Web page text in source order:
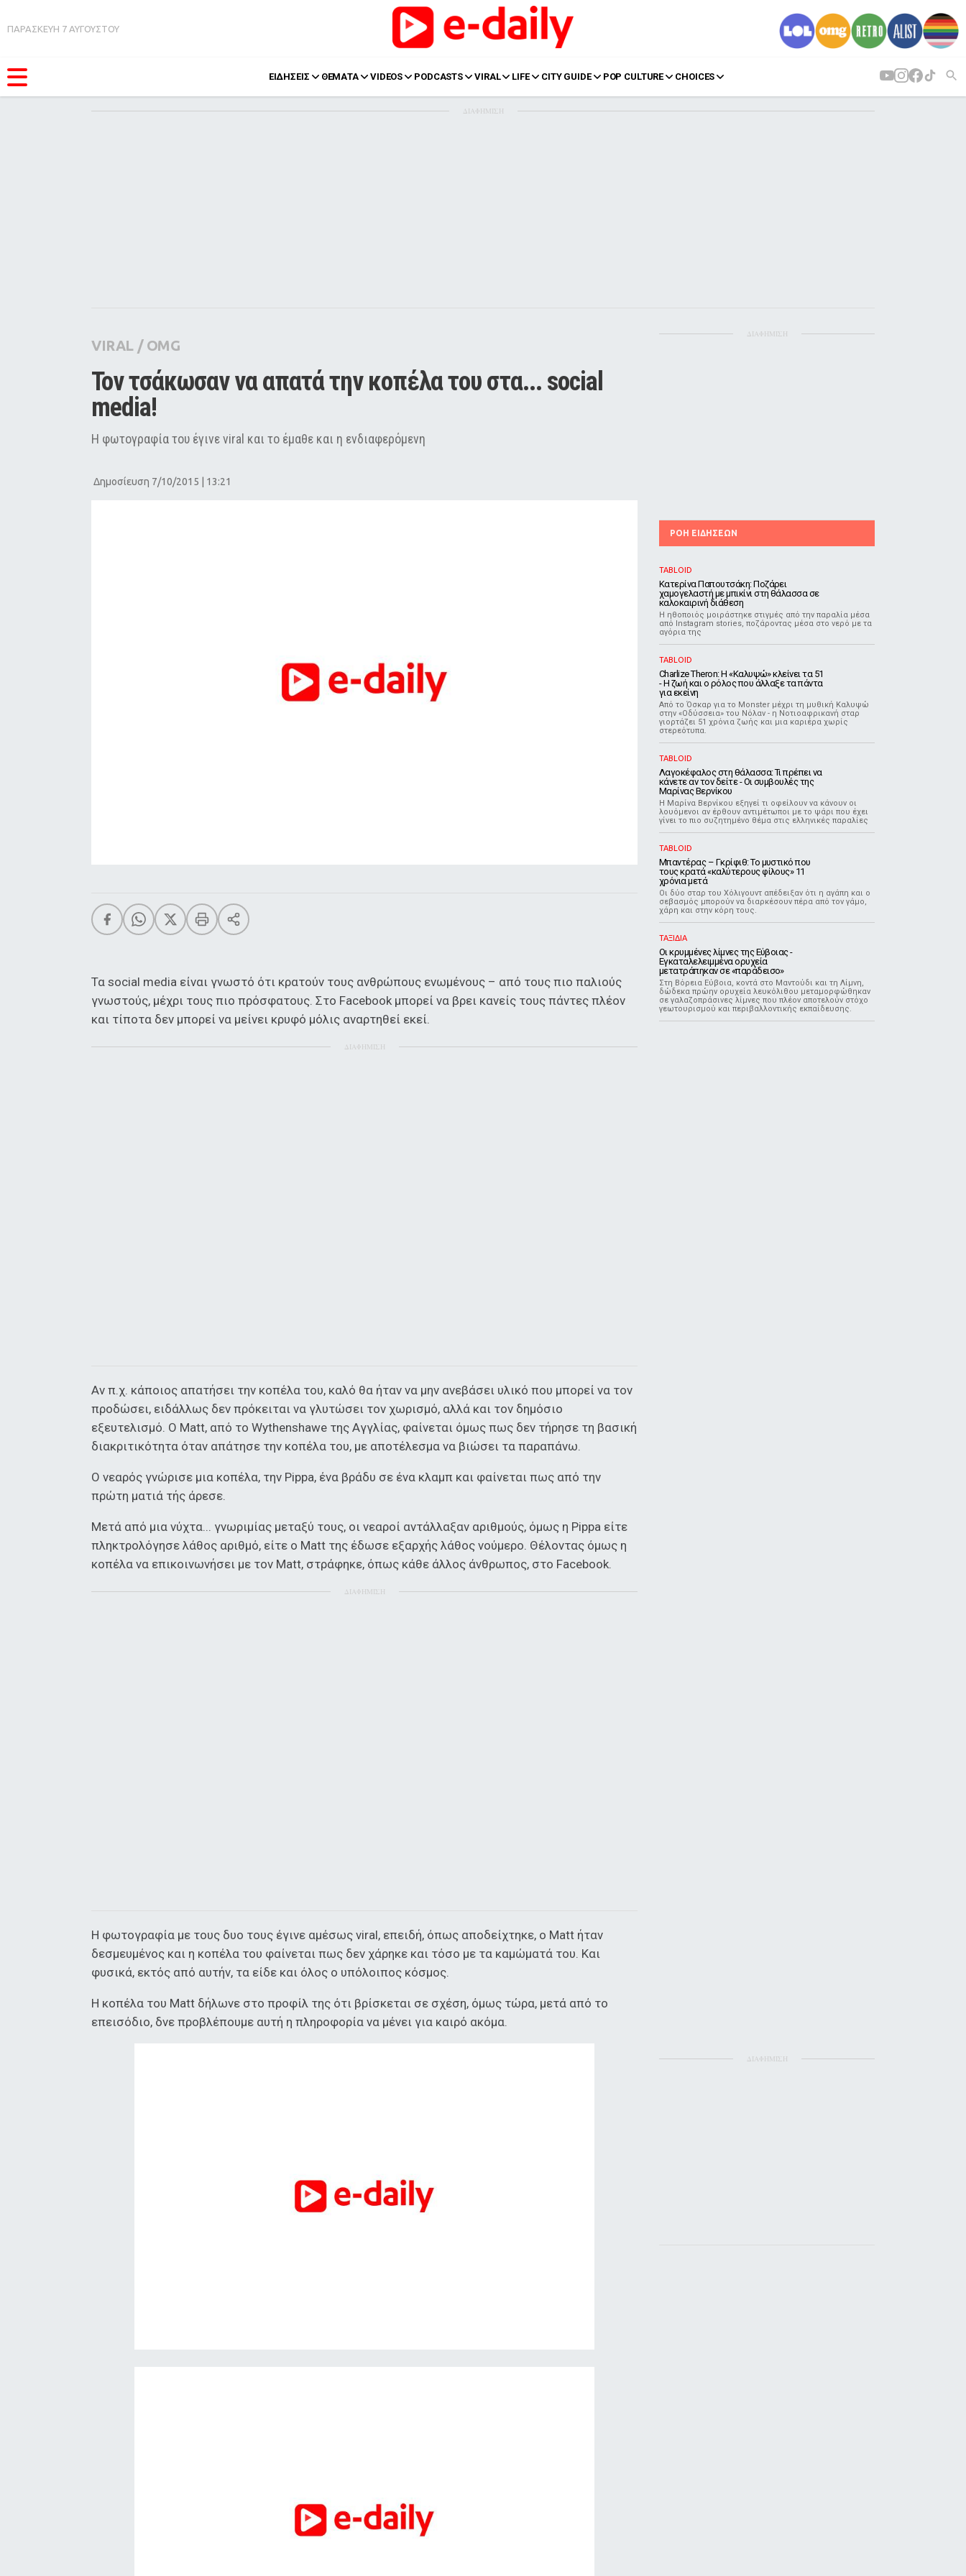
ΠΑΡΑΣΚΕΥΗ 7 ΑΥΓΟΥΣΤΟΥ
ΕΙΔΗΣΕΙΣ ΘΕΜΑΤΑ VIDEOS PODCASTS VIRAL LIFE CITY GUIDE POP CULTURE CHOICES
Pop Culture
Agenda
ΔΙΑΦΗΜΙΣΗ
VIRAL / OMG
Τον τσάκωσαν να απατά την κοπέλα του στα... social
media!
Η φωτογραφία του έγινε viral και το έμαθε και η ενδιαφερόμενη
Δημοσίευση 7/10/2015 | 13:21
Τα social media είναι γνωστό ότι κρατούν τους ανθρώπους ενωμένους – από τους πιο παλιούς
γνωστούς, μέχρι τους πιο πρόσφατους. Στο Facebook μπορεί να βρει κανείς τους πάντες πλέον
και τίποτα δεν μπορεί να μείνει κρυφό μόλις αναρτηθεί εκεί.
ΔΙΑΦΗΜΙΣΗ
Αν π.χ. κάποιος απατήσει την κοπέλα του, καλό θα ήταν να μην ανεβάσει υλικό που μπορεί να τον
προδώσει, ειδάλλως δεν πρόκειται να γλυτώσει τον χωρισμό, αλλά και τον δημόσιο
εξευτελισμό. Ο Matt, από το Wythenshawe της Αγγλίας, φαίνεται όμως πως δεν τήρησε τη βασική
διακριτικότητα όταν απάτησε την κοπέλα του, με αποτέλεσμα να βιώσει τα παραπάνω.
Ο νεαρός γνώρισε μια κοπέλα, την Pippa, ένα βράδυ σε ένα κλαμπ και φαίνεται πως από την
πρώτη ματιά τής άρεσε.
Μετά από μια νύχτα... γνωριμίας μεταξύ τους, οι νεαροί αντάλλαξαν αριθμούς, όμως η Pippa είτε
πληκτρολόγησε λάθος αριθμό, είτε ο Matt της έδωσε εξαρχής λάθος νούμερο. Θέλοντας όμως η
κοπέλα να επικοινωνήσει με τον Matt, στράφηκε, όπως κάθε άλλος άνθρωπος, στο Facebook.
ΔΙΑΦΗΜΙΣΗ
Η φωτογραφία με τους δυο τους έγινε αμέσως viral, επειδή, όπως αποδείχτηκε, ο Matt ήταν
δεσμευμένος και η κοπέλα του φαίνεται πως δεν χάρηκε και τόσο με τα καμώματά του. Και
φυσικά, εκτός από αυτήν, τα είδε και όλος ο υπόλοιπος κόσμος.
Η κοπέλα του Matt δήλωνε στο προφίλ της ότι βρίσκεται σε σχέση, όμως τώρα, μετά από το
επεισόδιο, δνε προβλέπουμε αυτή η πληροφορία να μένει για καιρό ακόμα.
ΔΙΑΦΗΜΙΣΗ
ΡΟΗ ΕΙΔΗΣΕΩΝ
TABLOID
Κατερίνα Παπουτσάκη: Ποζάρει
χαμογελαστή με μπικίνι στη θάλασσα σε
καλοκαιρινή διάθεση
Η ηθοποιός μοιράστηκε στιγμές από την παραλία μέσα
από Instagram stories, ποζάροντας μέσα στο νερό με τα
αγόρια της
TABLOID
Charlize Theron: Η «Καλυψώ» κλείνει τα 51
- H ζωή και ο ρόλος που άλλαξε τα πάντα
για εκείνη
Από το Όσκαρ για το Monster μέχρι τη μυθική Καλυψώ
στην «Οδύσσεια» του Νόλαν - η Νοτιοαφρικανή σταρ
γιορτάζει 51 χρόνια ζωής και μια καριέρα χωρίς
στερεότυπα.
TABLOID
Λαγοκέφαλος στη θάλασσα: Τι πρέπει να
κάνετε αν τον δείτε - Οι συμβουλές της
Μαρίνας Βερνίκου
Η Μαρίνα Βερνίκου εξηγεί τι οφείλουν να κάνουν οι
λουόμενοι αν έρθουν αντιμέτωποι με το ψάρι που έχει
γίνει το πιο συζητημένο θέμα στις ελληνικές παραλίες
TABLOID
Μπαντέρας – Γκρίφιθ: Το μυστικό που
τους κρατά «καλύτερους φίλους» 11
χρόνια μετά
Οι δύο σταρ του Χόλιγουντ απέδειξαν ότι η αγάπη και ο
σεβασμός μπορούν να διαρκέσουν πέρα από τον γάμο,
χάρη και στην κόρη τους.
ΤΑΞΙΔΙΑ
Οι κρυμμένες λίμνες της Εύβοιας -
Εγκαταλελειμμένα ορυχεία
μετατράπηκαν σε «παράδεισο»
Στη Βόρεια Εύβοια, κοντά στο Μαντούδι και τη Λίμνη,
δώδεκα πρώην ορυχεία λευκόλιθου μεταμορφώθηκαν
σε γαλαζοπράσινες λίμνες που πλέον αποτελούν στόχο
γεωτουρισμού και περιβαλλοντικής εκπαίδευσης.
ΔΙΑΦΗΜΙΣΗ